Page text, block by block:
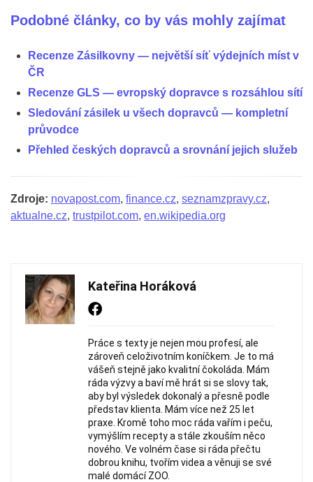
Podobné články, co by vás mohly zajímat
Recenze Zásilkovny — největší síť výdejních míst v
ČR
Recenze GLS — evropský dopravce s rozsáhlou sítí
Sledování zásilek u všech dopravců — kompletní
průvodce
Přehled českých dopravců a srovnání jejich služeb
Zdroje: novapost.com, finance.cz, seznamzpravy.cz,
aktualne.cz, trustpilot.com, en.wikipedia.org
Kateřina Horáková
Práce s texty je nejen mou profesí, ale
zároveň celoživotním koníčkem. Je to má
vášeň stejně jako kvalitní čokoláda. Mám
ráda výzvy a baví mě hrát si se slovy tak,
aby byl výsledek dokonalý a přesně podle
představ klienta. Mám více než 25 let
praxe. Kromě toho moc ráda vařím i peču,
vymýšlím recepty a stále zkouším něco
nového. Ve volném čase si ráda přečtu
dobrou knihu, tvořím videa a věnuji se své
malé domácí ZOO.